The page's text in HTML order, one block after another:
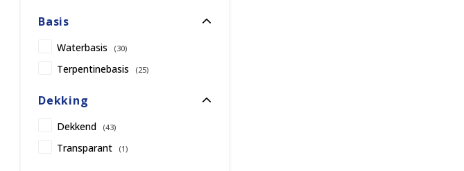
Basis
Waterbasis (30)
Terpentinebasis (25)
Dekking
Dekkend (43)
Transparant (1)